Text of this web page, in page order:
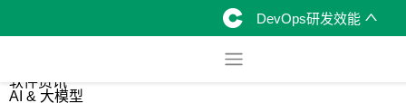
DevOps研发效能
软件资讯
AI & 大模型